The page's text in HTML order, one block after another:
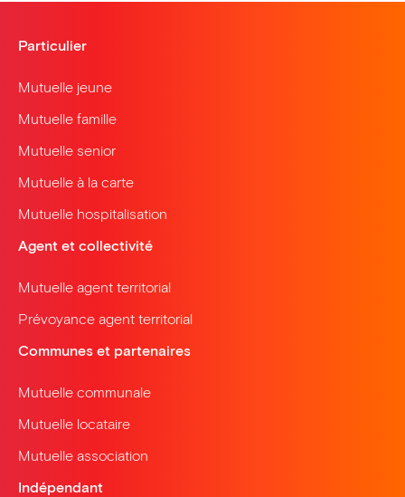
Particulier
Mutuelle jeune
Mutuelle famille
Mutuelle senior
Mutuelle à la carte
Mutuelle hospitalisation
Agent et collectivité
Mutuelle agent territorial
Prévoyance agent territorial
Communes et partenaires
Mutuelle communale
Mutuelle locataire
Mutuelle association
Indépendant